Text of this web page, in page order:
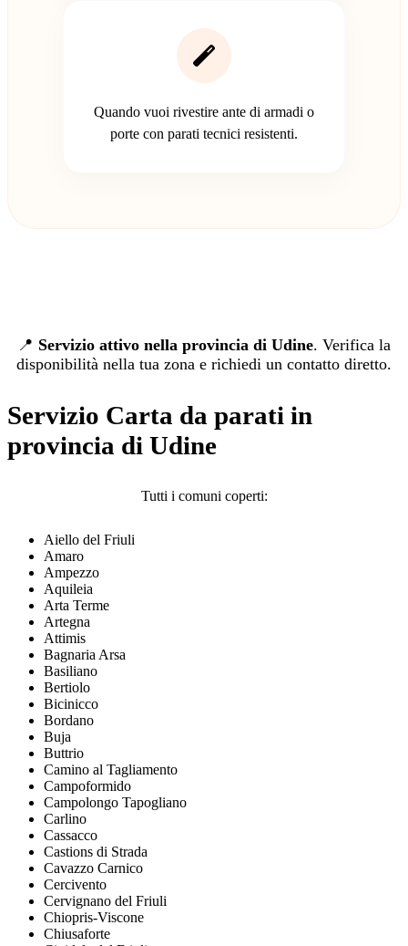
Quando vuoi rivestire ante di armadi o
porte con parati tecnici resistenti.
📍 Servizio attivo nella provincia di Udine. Verifica la
disponibilità nella tua zona e richiedi un contatto diretto.
Servizio Carta da parati in
provincia di Udine
Tutti i comuni coperti:
Aiello del Friuli
Amaro
Ampezzo
Aquileia
Arta Terme
Artegna
Attimis
Bagnaria Arsa
Basiliano
Bertiolo
Bicinicco
Bordano
Buja
Buttrio
Camino al Tagliamento
Campoformido
Campolongo Tapogliano
Carlino
Cassacco
Castions di Strada
Cavazzo Carnico
Cercivento
Cervignano del Friuli
Chiopris-Viscone
Chiusaforte